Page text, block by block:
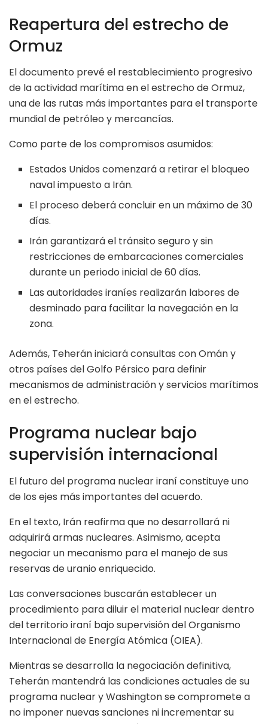
Reapertura del estrecho de
Ormuz
El documento prevé el restablecimiento progresivo
de la actividad marítima en el estrecho de Ormuz,
una de las rutas más importantes para el transporte
mundial de petróleo y mercancías.
Como parte de los compromisos asumidos:
Estados Unidos comenzará a retirar el bloqueo
naval impuesto a Irán.
El proceso deberá concluir en un máximo de 30
días.
Irán garantizará el tránsito seguro y sin
restricciones de embarcaciones comerciales
durante un periodo inicial de 60 días.
Las autoridades iraníes realizarán labores de
desminado para facilitar la navegación en la
zona.
Además, Teherán iniciará consultas con Omán y
otros países del Golfo Pérsico para definir
mecanismos de administración y servicios marítimos
en el estrecho.
Programa nuclear bajo
supervisión internacional
El futuro del programa nuclear iraní constituye uno
de los ejes más importantes del acuerdo.
En el texto, Irán reafirma que no desarrollará ni
adquirirá armas nucleares. Asimismo, acepta
negociar un mecanismo para el manejo de sus
reservas de uranio enriquecido.
Las conversaciones buscarán establecer un
procedimiento para diluir el material nuclear dentro
del territorio iraní bajo supervisión del Organismo
Internacional de Energía Atómica (OIEA).
Mientras se desarrolla la negociación definitiva,
Teherán mantendrá las condiciones actuales de su
programa nuclear y Washington se compromete a
no imponer nuevas sanciones ni incrementar su